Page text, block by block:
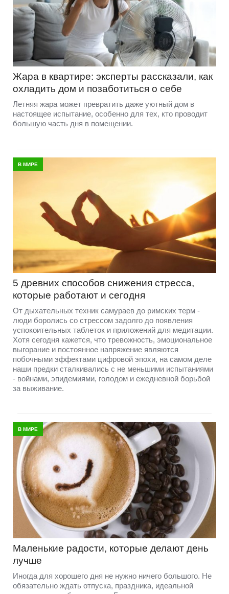
Жара в квартире: эксперты рассказали, как
охладить дом и позаботиться о себе
Летняя жара может превратить даже уютный дом в
настоящее испытание, особенно для тех, кто проводит
большую часть дня в помещении.
В МИРЕ
5 древних способов снижения стресса,
которые работают и сегодня
От дыхательных техник самураев до римских терм -
люди боролись со стрессом задолго до появления
успокоительных таблеток и приложений для медитации.
Хотя сегодня кажется, что тревожность, эмоциональное
выгорание и постоянное напряжение являются
побочными эффектами цифровой эпохи, на самом деле
наши предки сталкивались с не меньшими испытаниями
- войнами, эпидемиями, голодом и ежедневной борьбой
за выживание.
В МИРЕ
Маленькие радости, которые делают день
лучше
Иногда для хорошего дня не нужно ничего большого. Не
обязательно ждать отпуска, праздника, идеальной